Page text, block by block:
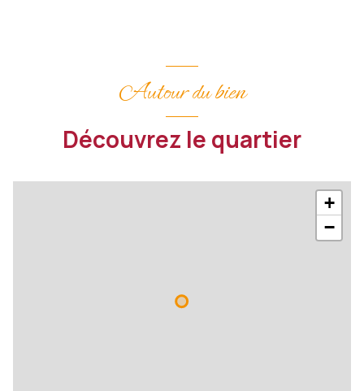
Autour du bien
Découvrez le quartier
+
−